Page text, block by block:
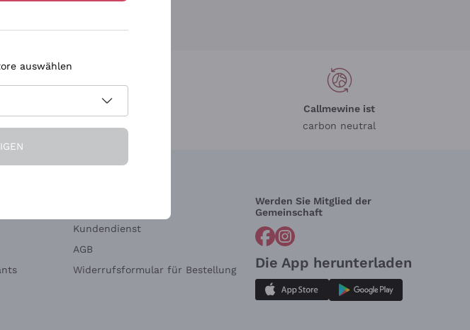
in 3 Raten
Callmewine ist
carbon neutral
Kundendienst
AGB
Widerrufsformular für Bestellung
Werden Sie Mitglied der
Gemeinschaft
Die App herunterladen
auswählen